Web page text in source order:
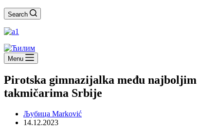
Search
Menu
Pirotska gimnazijalka među najboljim
takmičarima Srbije
Љубица Marković
14.12.2023